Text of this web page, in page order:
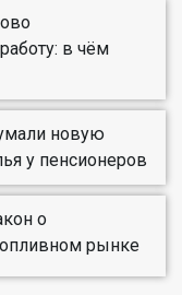
в чём
новую
у пенсионеров
о
рынке